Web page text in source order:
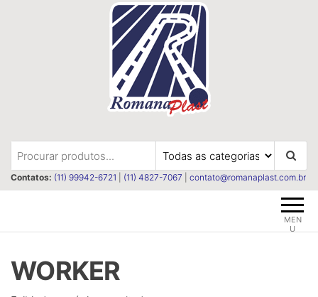
Romanaplast
Revestimentos e isolações
termica e acústica
Contatos: (11) 99942-6721 (11) 4827-7067 contato@romanaplast.com.br
MEN
U
WORKER